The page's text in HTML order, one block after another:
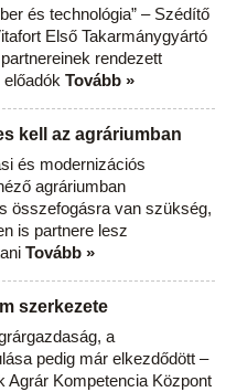
és technológia” – Szédítő
Első Takarmánygyártó
rendezett
Tovább »
kell az agráriumban
és modernizációs
agráriumban
összefogásra van szükség,
is partnere lesz
Tovább »
szerkezete
a
pedig már elkezdődött –
Agrár Kompetencia Központ